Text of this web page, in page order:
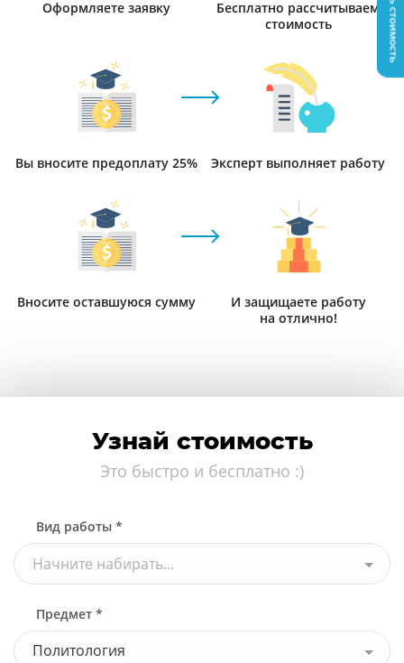
Оформляете заявку
Бесплатно рассчитываем
стоимость
Вы вносите предоплату 25% Эксперт выполняет работу
Вносите оставшуюся сумму
И защищаете работу
на отлично!
Узнай стоимость
Это быстро и бесплатно :)
Вид работы *
Начните набирать...
Предмет *
Политология